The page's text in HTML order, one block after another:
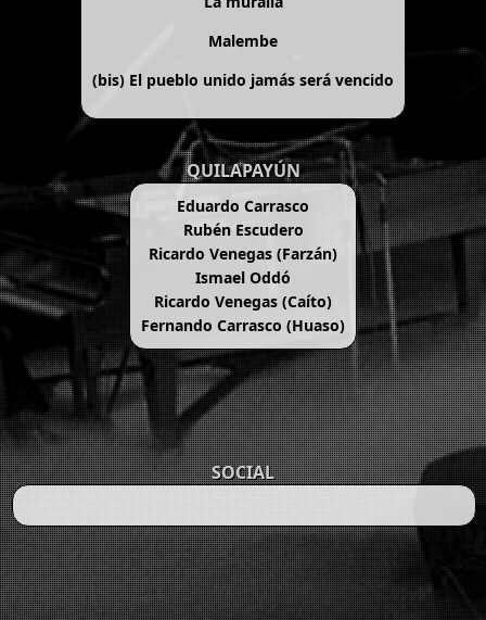
Malembe
(bis) El pueblo unido jamás será vencido
QUILAPAYÚN
Eduardo Carrasco
Rubén Escudero
Ricardo Venegas (Farzán)
Ismael Oddó
Ricardo Venegas (Caíto)
Fernando Carrasco (Huaso)
SOCIAL